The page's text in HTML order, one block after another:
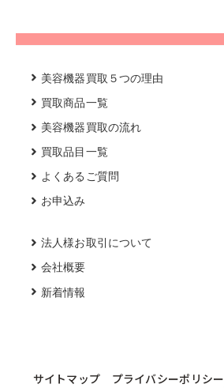
美容機器買取５つの理由
買取商品一覧
美容機器買取の流れ
買取品目一覧
よくあるご質問
お申込み
法人様お取引について
会社概要
新着情報
サイトマップ プライバシーポリシー